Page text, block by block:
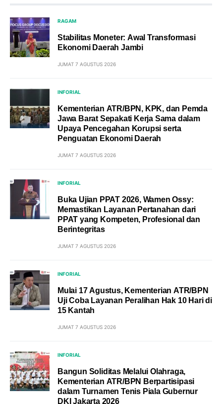
RAGAM
Stabilitas Moneter: Awal Transformasi
Ekonomi Daerah Jambi
JUMAT 7 AGUSTUS 2026
INFORIAL
Kementerian ATR/BPN, KPK, dan Pemda
Jawa Barat Sepakati Kerja Sama dalam
Upaya Pencegahan Korupsi serta
Penguatan Ekonomi Daerah
JUMAT 7 AGUSTUS 2026
INFORIAL
Buka Ujian PPAT 2026, Wamen Ossy:
Memastikan Layanan Pertanahan dari
PPAT yang Kompeten, Profesional dan
Berintegritas
JUMAT 7 AGUSTUS 2026
INFORIAL
Mulai 17 Agustus, Kementerian ATR/BPN
Uji Coba Layanan Peralihan Hak 10 Hari di
15 Kantah
JUMAT 7 AGUSTUS 2026
INFORIAL
Bangun Soliditas Melalui Olahraga,
Kementerian ATR/BPN Berpartisipasi
dalam Turnamen Tenis Piala Gubernur
DKI Jakarta 2026